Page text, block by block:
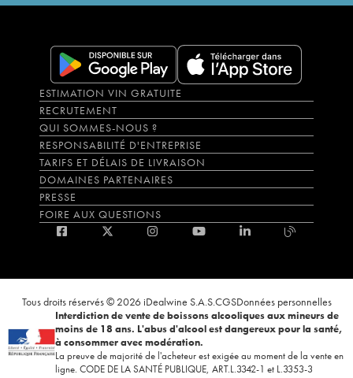
ESTIMATION VIN GRATUITE
RECRUTEMENT
QUI SOMMES-NOUS ?
RESPONSABILITÉ D'ENTREPRISE
TARIFS ET DÉLAIS DE LIVRAISON
DOMAINES PARTENAIRES
PRESSE
FOIRE AUX QUESTIONS
Tous droits réservés © 2026 iDealwine S.A.S.CGSDonnées personnelles
Interdiction de vente de boissons alcooliques aux mineurs de
moins de 18 ans. L'abus d'alcool est dangereux pour la santé,
à consommer avec modération.
La preuve de majorité de l'acheteur est exigée au moment de la vente en
ligne. CODE DE LA SANTÉ PUBLIQUE, ART.L.3342-1 et L.3353-3